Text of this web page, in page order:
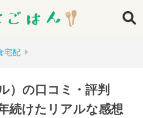
宅配
）の口コミ・評判
続けたリアルな感想